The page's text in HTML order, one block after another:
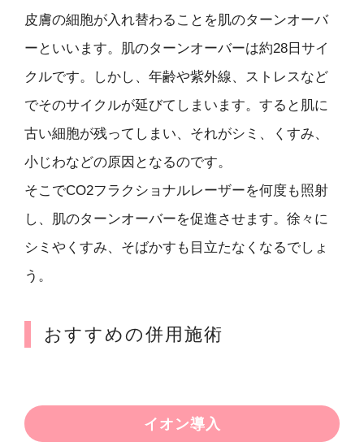
皮膚の細胞が入れ替わることを肌のターンオーバ
ーといいます。肌のターンオーバーは約28日サイ
クルです。しかし、年齢や紫外線、ストレスなど
でそのサイクルが延びてしまいます。すると肌に
古い細胞が残ってしまい、それがシミ、くすみ、
小じわなどの原因となるのです。
そこでCO2フラクショナルレーザーを何度も照射
し、肌のターンオーバーを促進させます。徐々に
シミやくすみ、そばかすも目立たなくなるでしょ
う。
おすすめの併用施術
イオン導入